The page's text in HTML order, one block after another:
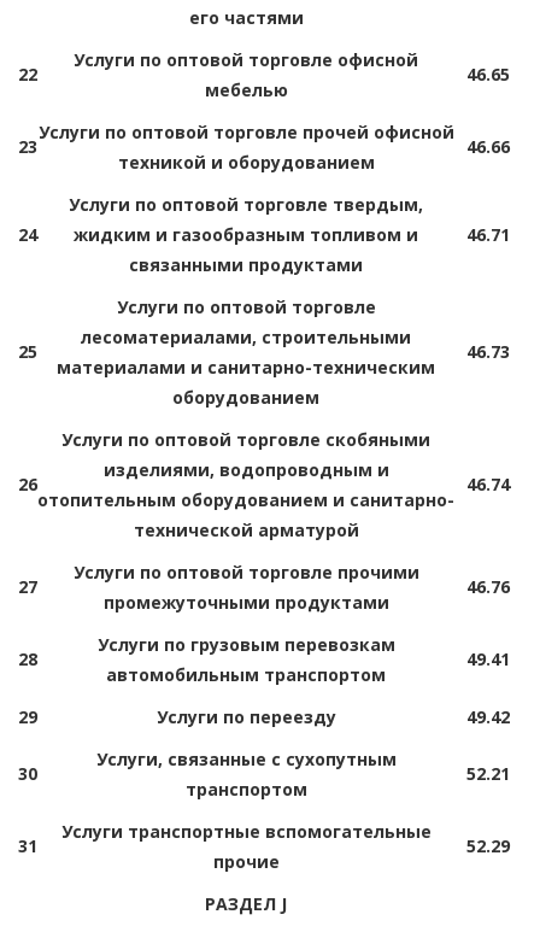
его частями
22
Услуги по оптовой торговле офисной
мебелью
46.65
23
Услуги по оптовой торговле прочей офисной
техникой и оборудованием
46.66
24
Услуги по оптовой торговле твердым,
жидким и газообразным топливом и
связанными продуктами
46.71
25
Услуги по оптовой торговле
лесоматериалами, строительными
материалами и санитарно-техническим
оборудованием
46.73
26
Услуги по оптовой торговле скобяными
изделиями, водопроводным и
отопительным оборудованием и санитарно-
технической арматурой
46.74
27
Услуги по оптовой торговле прочими
промежуточными продуктами
46.76
28
Услуги по грузовым перевозкам
автомобильным транспортом
49.41
29 Услуги по переезду 49.42
30
Услуги, связанные с сухопутным
транспортом
52.21
31
Услуги транспортные вспомогательные
прочие
52.29
РАЗДЕЛ J